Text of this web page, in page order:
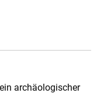
archäologischer